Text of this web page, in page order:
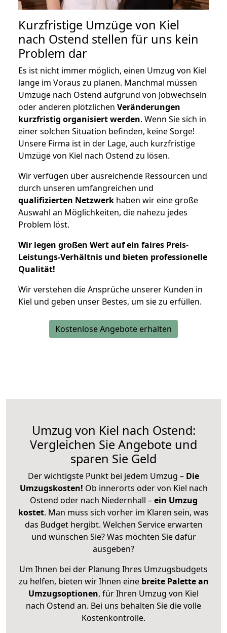
Kurzfristige Umzüge von Kiel
nach Ostend stellen für uns kein
Problem dar
Es ist nicht immer möglich, einen Umzug von Kiel
lange im Voraus zu planen. Manchmal müssen
Umzüge nach Ostend aufgrund von Jobwechseln
oder anderen plötzlichen Veränderungen
kurzfristig organisiert werden. Wenn Sie sich in
einer solchen Situation befinden, keine Sorge!
Unsere Firma ist in der Lage, auch kurzfristige
Umzüge von Kiel nach Ostend zu lösen.
Wir verfügen über ausreichende Ressourcen und
durch unseren umfangreichen und
qualifizierten Netzwerk haben wir eine große
Auswahl an Möglichkeiten, die nahezu jedes
Problem löst.
Wir legen großen Wert auf ein faires Preis-
Leistungs-Verhältnis und bieten professionelle
Qualität!
Wir verstehen die Ansprüche unserer Kunden in
Kiel und geben unser Bestes, um sie zu erfüllen.
Kostenlose Angebote erhalten
Umzug von Kiel nach Ostend:
Vergleichen Sie Angebote und
sparen Sie Geld
Der wichtigste Punkt bei jedem Umzug – Die
Umzugskosten! Ob innerorts oder von Kiel nach
Ostend oder nach Niedernhall –ein Umzug
kostet. Man muss sich vorher im Klaren sein, was
das Budget hergibt. Welchen Service erwarten
und wünschen Sie? Was möchten Sie dafür
ausgeben?
Um Ihnen bei der Planung Ihres Umzugsbudgets
zu helfen, bieten wir Ihnen eine breite Palette an
Umzugsoptionen, für Ihren Umzug von Kiel
nach Ostend an. Bei uns behalten Sie die volle
Kostenkontrolle.